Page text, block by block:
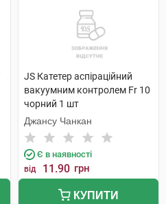
JS Катетер аспіраційний
вакуумним контролем Fr 10
чорний 1 шт
Джансу Чанкан
Є в наявності
від 11.90 грн
КУПИТИ